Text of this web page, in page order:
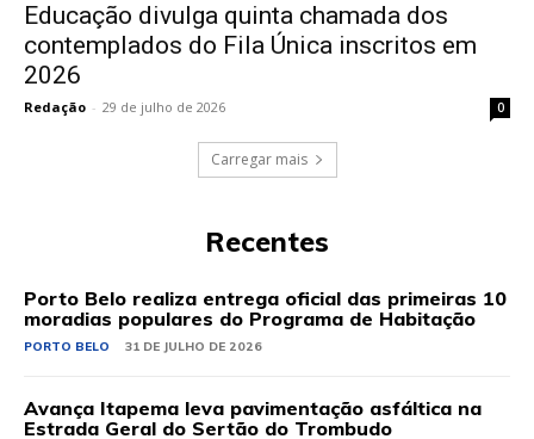
Educação divulga quinta chamada dos
contemplados do Fila Única inscritos em
2026
Redação - 29 de julho de 2026 0
Carregar mais
Recentes
Porto Belo realiza entrega oficial das primeiras 10
moradias populares do Programa de Habitação
PORTO BELO 31 DE JULHO DE 2026
Avança Itapema leva pavimentação asfáltica na
Estrada Geral do Sertão do Trombudo